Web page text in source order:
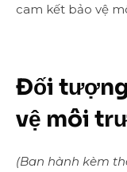
cam kết bảo vệ
Đối
vệ môi
(Ban hành kèm